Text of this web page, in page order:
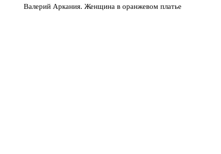
Валерий Аркания. Женщина в оранжевом платье